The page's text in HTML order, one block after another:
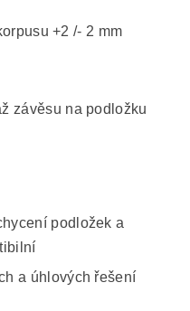
+2 /- 2 mm
závěsu na podložku
podložek a
a úhlových řešení